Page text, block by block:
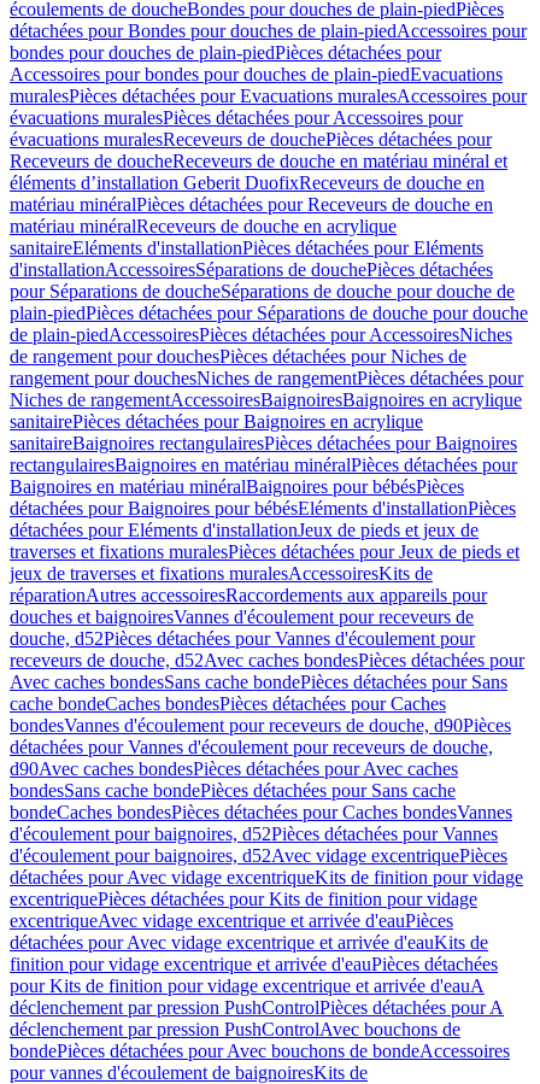
écoulements de doucheBondes pour douches de plain-piedPièces
détachées pour Bondes pour douches de plain-piedAccessoires pour
bondes pour douches de plain-piedPièces détachées pour
Accessoires pour bondes pour douches de plain-piedEvacuations
muralesPièces détachées pour Evacuations muralesAccessoires pour
évacuations muralesPièces détachées pour Accessoires pour
évacuations muralesReceveurs de douchePièces détachées pour
Receveurs de doucheReceveurs de douche en matériau minéral et
éléments d’installation Geberit DuofixReceveurs de douche en
matériau minéralPièces détachées pour Receveurs de douche en
matériau minéralReceveurs de douche en acrylique
sanitaireEléments d'installationPièces détachées pour Eléments
d'installationAccessoiresSéparations de douchePièces détachées
pour Séparations de doucheSéparations de douche pour douche de
plain-piedPièces détachées pour Séparations de douche pour douche
de plain-piedAccessoiresPièces détachées pour AccessoiresNiches
de rangement pour douchesPièces détachées pour Niches de
rangement pour douchesNiches de rangementPièces détachées pour
Niches de rangementAccessoiresBaignoiresBaignoires en acrylique
sanitairePièces détachées pour Baignoires en acrylique
sanitaireBaignoires rectangulairesPièces détachées pour Baignoires
rectangulairesBaignoires en matériau minéralPièces détachées pour
Baignoires en matériau minéralBaignoires pour bébésPièces
détachées pour Baignoires pour bébésEléments d'installationPièces
détachées pour Eléments d'installationJeux de pieds et jeux de
traverses et fixations muralesPièces détachées pour Jeux de pieds et
jeux de traverses et fixations muralesAccessoiresKits de
réparationAutres accessoiresRaccordements aux appareils pour
douches et baignoiresVannes d'écoulement pour receveurs de
douche, d52Pièces détachées pour Vannes d'écoulement pour
receveurs de douche, d52Avec caches bondesPièces détachées pour
Avec caches bondesSans cache bondePièces détachées pour Sans
cache bondeCaches bondesPièces détachées pour Caches
bondesVannes d'écoulement pour receveurs de douche, d90Pièces
détachées pour Vannes d'écoulement pour receveurs de douche,
d90Avec caches bondesPièces détachées pour Avec caches
bondesSans cache bondePièces détachées pour Sans cache
bondeCaches bondesPièces détachées pour Caches bondesVannes
d'écoulement pour baignoires, d52Pièces détachées pour Vannes
d'écoulement pour baignoires, d52Avec vidage excentriquePièces
détachées pour Avec vidage excentriqueKits de finition pour vidage
excentriquePièces détachées pour Kits de finition pour vidage
excentriqueAvec vidage excentrique et arrivée d'eauPièces
détachées pour Avec vidage excentrique et arrivée d'eauKits de
finition pour vidage excentrique et arrivée d'eauPièces détachées
pour Kits de finition pour vidage excentrique et arrivée d'eauA
déclenchement par pression PushControlPièces détachées pour A
déclenchement par pression PushControlAvec bouchons de
bondePièces détachées pour Avec bouchons de bondeAccessoires
pour vannes d'écoulement de baignoiresKits de